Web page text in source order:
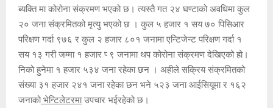
ब्यक्ति मा कोरोना संक्रमण भएको छ। त्यस्तै गत २४ घण्टाको अवधिमा कुल
२० जना संक्रमितको मृत्यु भएको छ । कुल ५ हजार १ सय ७० पिसिआर
परिक्षण गर्दा ९७६ र कुल २ हजार ८०१ जनामा एन्टिजेन्ट परिक्षण गर्दा १
सय १३ गरी जम्मा १ हजार प्‍ ९ जनामा थप कोरोना संक्रमण देखिएको हो।
निको हुनेमा १ हजार ५३४ जना रहेका छन । अहीले सक्रिय संक्रमितको
संख्या ३१ हजार २४१ जना रहेका छन भने ५२३ जना आईसियूमा र १६२
जनाको भेन्टिलेटरमाउपचार भईरहेको छ।